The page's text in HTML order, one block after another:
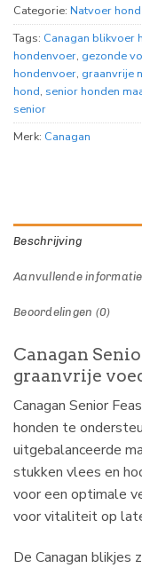
Categorie: Natvoer hond
Tags: Canagan blikvoer
hondenvoer, gezonde
hondenvoer, graanvrije
hond, senior honden
senior
Merk: Canagan
Beschrijving
Aanvullende informatie
Beoordelingen (0)
Canagan
graanvrije
Canagan Senior
honden te
uitgebalanceerde
stukken vlees en
voor een optimale
voor vitaliteit op
De Canagan blikjes